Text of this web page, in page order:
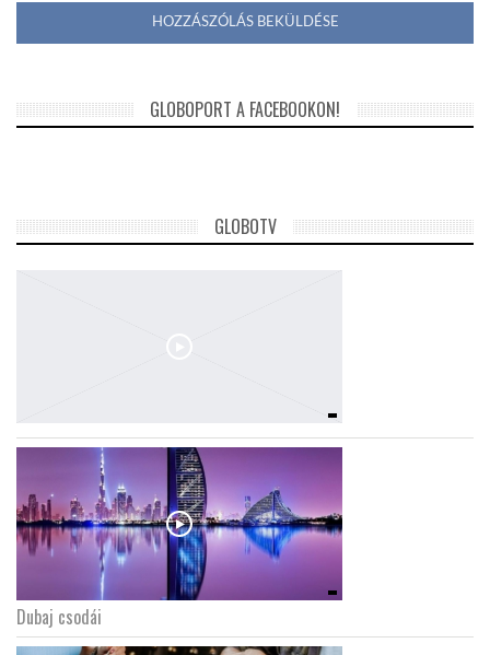
GLOBOPORT A FACEBOOKON!
GLOBOTV
Dubaj csodái